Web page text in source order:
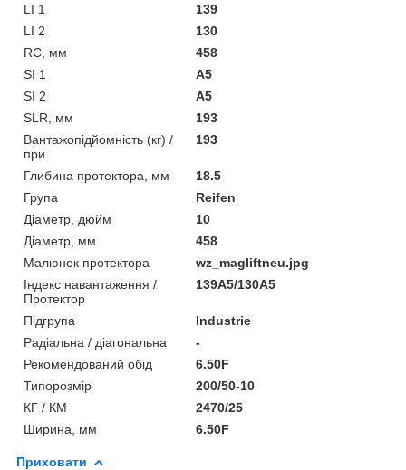
LI 1
139
LI 2
130
RC, мм
458
SI 1
A5
SI 2
A5
SLR, мм
193
Вантажопідйомність (кг) /
при
193
Глибина протектора, мм
18.5
Група
Reifen
Діаметр, дюйм
10
Діаметр, мм
458
Малюнок протектора
wz_magliftneu.jpg
Індекс навантаження /
Протектор
139A5/130A5
Підгрупа
Industrie
Радіальна / діагональна
-
Рекомендований обід
6.50F
Типорозмір
200/50-10
КГ / КМ
2470/25
Ширина, мм
6.50F
Приховати